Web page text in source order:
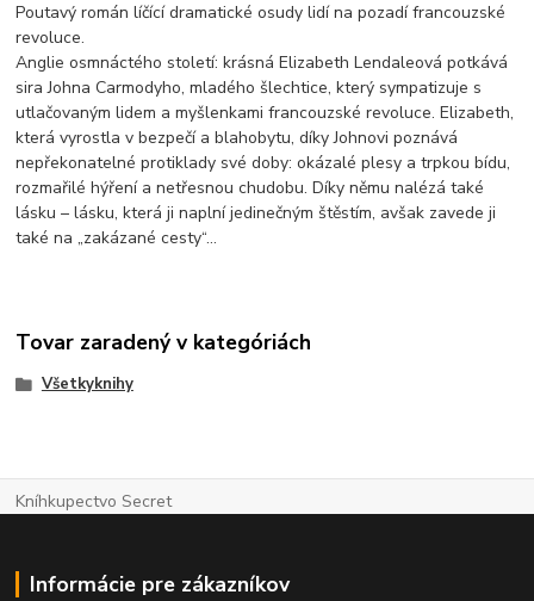
Poutavý román líčící dramatické osudy lidí na pozadí francouzské
revoluce.
Anglie osmnáctého století: krásná Elizabeth Lendaleová potkává
sira Johna Carmodyho, mladého šlechtice, který sympatizuje s
utlačovaným lidem a myšlenkami francouzské revoluce. Elizabeth,
která vyrostla v bezpečí a blahobytu, díky Johnovi poznává
nepřekonatelné protiklady své doby: okázalé plesy a trpkou bídu,
rozmařilé hýření a netřesnou chudobu. Díky němu nalézá také
lásku – lásku, která ji naplní jedinečným štěstím, avšak zavede ji
také na „zakázané cesty“…
Tovar zaradený v kategóriách
Všetkyknihy
Kníhkupectvo Secret
Informácie pre zákazníkov